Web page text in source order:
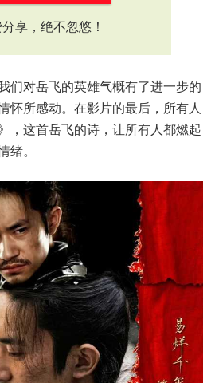
享，绝不忽悠！
们对岳飞的英雄气概有了进一步的
怀所感动。在影片的最后，所有人
，这首岳飞的诗，让所有人都燃起
。